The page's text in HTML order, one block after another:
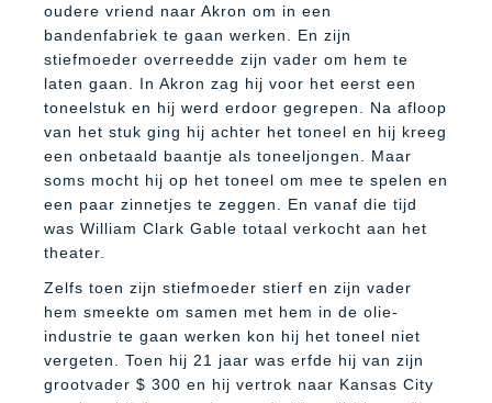
oudere vriend naar Akron om in een
bandenfabriek te gaan werken. En zijn
stiefmoeder overreedde zijn vader om hem te
laten gaan. In Akron zag hij voor het eerst een
toneelstuk en hij werd erdoor gegrepen. Na afloop
van het stuk ging hij achter het toneel en hij kreeg
een onbetaald baantje als toneeljongen. Maar
soms mocht hij op het toneel om mee te spelen en
een paar zinnetjes te zeggen. En vanaf die tijd
was William Clark Gable totaal verkocht aan het
theater.
Zelfs toen zijn stiefmoeder stierf en zijn vader
hem smeekte om samen met hem in de olie-
industrie te gaan werken kon hij het toneel niet
vergeten. Toen hij 21 jaar was erfde hij van zijn
grootvader $ 300 en hij vertrok naar Kansas City